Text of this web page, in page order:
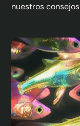
nuestros